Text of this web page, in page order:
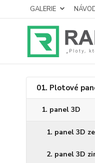
GALERIE
01. Plotové
1. panel 3D
1. panel 3D
2. panel 3D